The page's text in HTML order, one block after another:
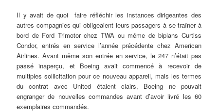
Il y avait de quoi faire réfléchir les instances dirigeantes des
autres compagnies qui obligeaient leurs passagers à se traîner à
bord de Ford Trimotor chez TWA ou même de biplans Curtiss
Condor, entrés en service l’année précédente chez American
Airlines. Avant même son entrée en service, le 247 n’était pas
passé inaperçu, et Boeing avait commencé à recevoir de
multiples sollicitation pour ce nouveau appareil, mais les termes
du contrat avec United étaient clairs, Boeing ne pouvait
engranger de nouvelles commandes avant d’avoir livré les 60
exemplaires commandés.